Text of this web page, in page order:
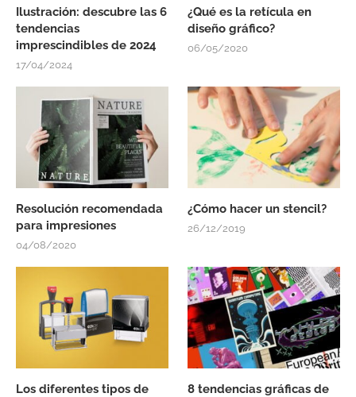
Ilustración: descubre las 6
tendencias
imprescindibles de 2024
17/04/2024
¿Qué es la retícula en
diseño gráfico?
06/05/2020
Resolución recomendada
para impresiones
04/08/2020
¿Cómo hacer un stencil?
26/12/2019
Los diferentes tipos de
8 tendencias gráficas de